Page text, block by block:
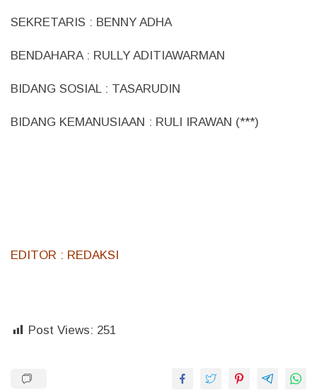
SEKRETARIS : BENNY ADHA
BENDAHARA : RULLY ADITIAWARMAN
BIDANG SOSIAL : TASARUDIN
BIDANG KEMANUSIAAN : RULI IRAWAN (***)
EDITOR : REDAKSI
Post Views: 251